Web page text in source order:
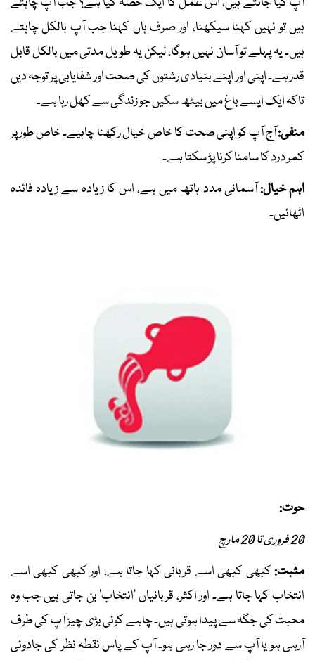
ہیں تو نہیں کہنا سیکھنا، اور صرف ہاں کہنا جب آپ بالکل چاہتے
ہیں۔ یہ پہلے تو آسان نہیں ہوگا، لیکن یہ طویل مدتی میں بالکل قابل
قدر ہے۔ اپنی اور اپنے بنیادی رشتوں کی صحت اور شفایابی پر توجہ دیں
تاکہ ایک ایسے باغ میں بیٹھ سکیں جو زندگی سے کھل رہا ہے۔
منفی:آج آپ کو اپنی صحت کا خاص خیال رکھنا چاہیے۔ خاص طور پر
کمر درد کا سامنا کرنا پڑ سکتا ہے۔
اہم خیال:آسمانی مدد ہاتھ میں ہے، اس کا زیادہ سے زیادہ فائدہ
اٹھائیں۔
حوت:
20 فروری تا 20 مارچ
مثبت:کبھی کبھی اسے قربانی کہا جاتا ہے، اور کبھی کبھی اسے
انتخاب کہا جاتا ہے۔ اور اکثر، قربانیاں ’انتخاب‘ بن جاتی ہیں جب وہ
محبت کی جگہ سے پیدا ہوتی ہیں۔ چاہے کوئی بڑی چیز آپ کی طرف
آرہی ہو یا آپ سے دور جا رہی ہو۔ آپ کے پاس نقطہ نظر کی جادوئی